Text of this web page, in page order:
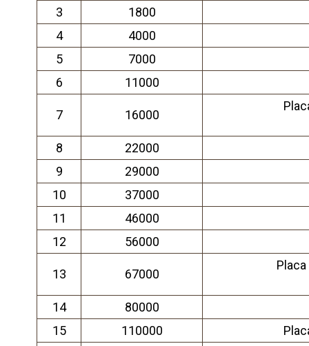
3
1800
4
4000
5
7000
6
11000
7 16000
8
22000
9
29000
10
37000
11
46000
12
56000
13 67000
14
80000
15
110000